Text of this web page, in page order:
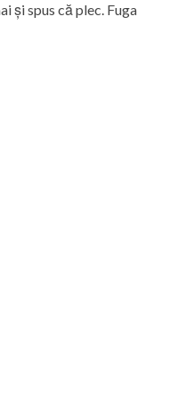
și spus că plec. Fuga